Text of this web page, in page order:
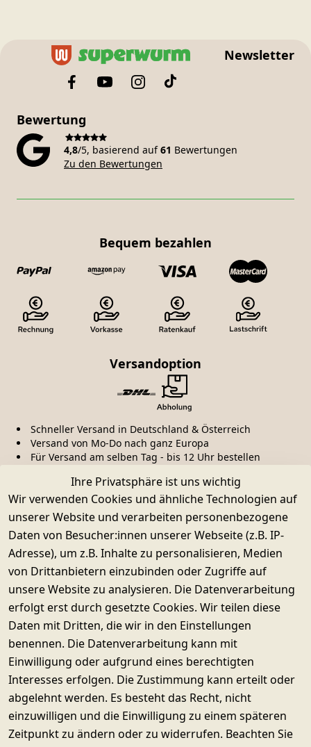
Ihre Privatsphäre ist uns wichtig
Wir verwenden Cookies und ähnliche Technologien auf
unserer Website und verarbeiten personenbezogene
Daten von Besucher:innen unserer Webseite (z.B. IP-
Adresse), um z.B. Inhalte zu personalisieren, Medien
von Drittanbietern einzubinden oder Zugriffe auf
unsere Website zu analysieren. Die Datenverarbeitung
erfolgt erst durch gesetzte Cookies. Wir teilen diese
Daten mit Dritten, die wir in den Einstellungen
benennen. Die Datenverarbeitung kann mit
Einwilligung oder aufgrund eines berechtigten
Interesses erfolgen. Die Zustimmung kann erteilt oder
abgelehnt werden. Es besteht das Recht, nicht
einzuwilligen und die Einwilligung zu einem späteren
Zeitpunkt zu ändern oder zu widerrufen. Beachten Sie
Newsletter
Bewertung
4,8/5, basierend auf61 Bewertungen
Zu den Bewertungen
Bequem bezahlen
Versandoption
Schneller Versand in Deutschland & Österreich
Versand von Mo-Do nach ganz Europa
Für Versand am selben Tag - bis 12 Uhr bestellen
Kauf ohne Risiko
Käuferschutz & Datenschutz
Sichere SSL-Verschlüsselung
Widerrufsrecht
© SUPERWURM GmbH & Co. KG
Impressum
Datenschutz
Barrierefreiheitserklärung
Zahlung & Versand